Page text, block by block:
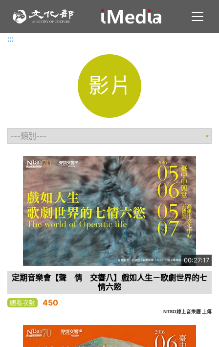
:::
:::
影片
00:27:17
定期音樂會【聲 情 交響八】戲如人生－歌劇世界的七
情六慾
觀看次數 450
NTSO線上音樂廳 上傳